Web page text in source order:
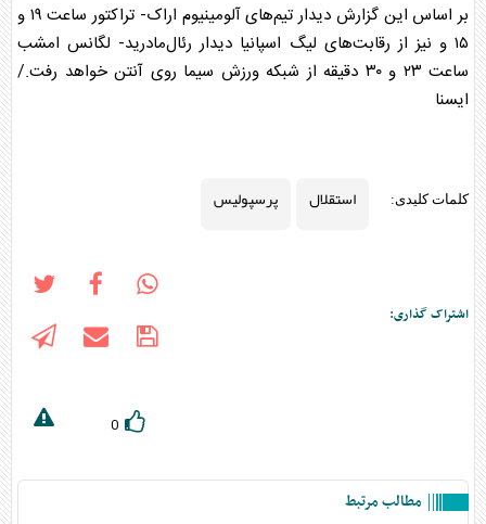
بر اساس این گزارش دیدار تیم‌های آلومینیوم اراک- تراکتور ساعت ۱۹ و
۱۵ و نیز از رقابت‌های لیگ اسپانیا دیدار رئال‌مادرید- لگانس امشب
ساعت ۲۳ و ۳۰ دقیقه از شبکه ورزش سیما روی آنتن خواهد رفت./
ایسنا
کلمات کلیدی: استقلال پرسپولیس
اشتراک گذاری:
0
مطالب مرتبط